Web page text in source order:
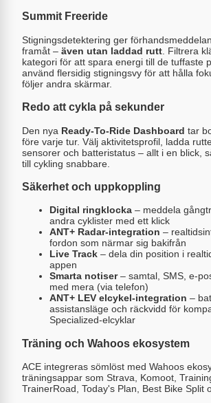
Summit Freeride
Stigningsdetektering ger
framåt – även utan laddad rutt . Filtrera
kategori för att spara energi till de tuffaste
använd flersidig stigningsvy för att hålla
följer andra skärmar.
Redo att cykla på sekunder
Den nya Ready-To-Ride Dashboard tar
före varje tur. Välj aktivitetsprofil, ladda
sensorer och batteristatus – allt i en blick,
till cykling snabbare.
Säkerhet och uppkoppling
Digital ringklocka – meddela
andra cyklister med ett klick
ANT+ Radar-integration –
fordon som närmar sig bakifrån
Live Track – dela din position i
appen
Smarta notiser– samtal, SMS, e-
med mera (via telefon)
ANT+ LEV elcykel-integration –
assistansläge och räckvidd för
Specialized-elcyklar
Träning och Wahoos ekosystem
ACE integreras sömlöst med Wahoos
träningsappar som Strava, Komoot,
TrainerRoad, Today's Plan, Best Bike Split